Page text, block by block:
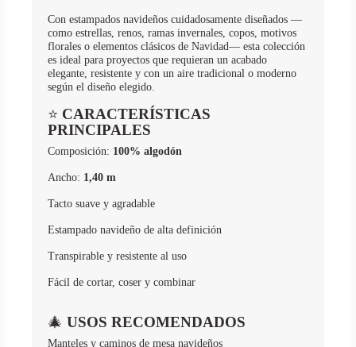
Con estampados navideños cuidadosamente diseñados —
como estrellas, renos, ramas invernales, copos, motivos
florales o elementos clásicos de Navidad— esta colección
es ideal para proyectos que requieran un acabado
elegante, resistente y con un aire tradicional o moderno
según el diseño elegido.
⭐ CARACTERÍSTICAS
PRINCIPALES
Composición: 100% algodón
Ancho: 1,40 m
Tacto suave y agradable
Estampado navideño de alta definición
Transpirable y resistente al uso
Fácil de cortar, coser y combinar
🎄 USOS RECOMENDADOS
Manteles y caminos de mesa navideños